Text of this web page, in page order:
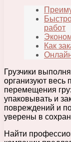
работ
Как
Грузчики
организуют весь
перемещения
упаковывать и
повреждений и
уверены в
Найти